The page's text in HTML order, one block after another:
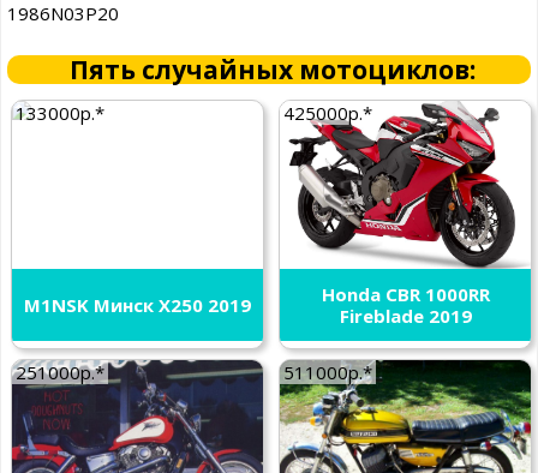
1986N03P20
Пять случайных мотоциклов:
133000р.*
M1NSK Минск X250 2019
425000р.*
Honda CBR 1000RR
Fireblade 2019
251000р.* 511000р.*